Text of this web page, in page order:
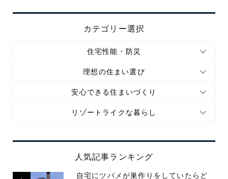
カテゴリー選択
住宅性能・防災
理想の住まい選び
安心できる住まいづくり
リゾートライクな暮らし
人気記事ランキング
自宅にツバメが巣作りをしていたらど